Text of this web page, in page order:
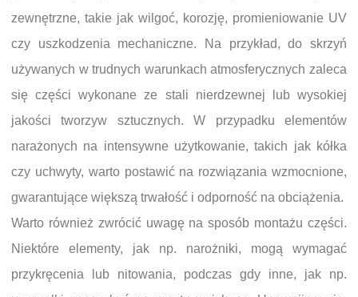
zewnętrzne, takie jak wilgoć, korozję, promieniowanie UV
czy uszkodzenia mechaniczne. Na przykład, do skrzyń
używanych w trudnych warunkach atmosferycznych zaleca
się części wykonane ze stali nierdzewnej lub wysokiej
jakości tworzyw sztucznych. W przypadku elementów
narażonych na intensywne użytkowanie, takich jak kółka
czy uchwyty, warto postawić na rozwiązania wzmocnione,
gwarantujące większą trwałość i odporność na obciążenia.
Warto również zwrócić uwagę na sposób montażu części.
Niektóre elementy, jak np. narożniki, mogą wymagać
przykręcenia lub nitowania, podczas gdy inne, jak np.